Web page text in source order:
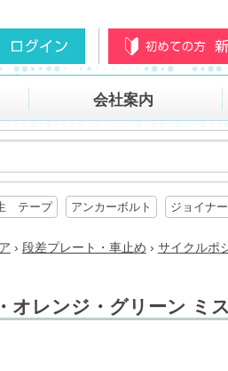
会社案内
テープ アンカーボルト ジョイナー
› 段差プレート・車止め › サイクルポ
オレンジ・グリーン ミ